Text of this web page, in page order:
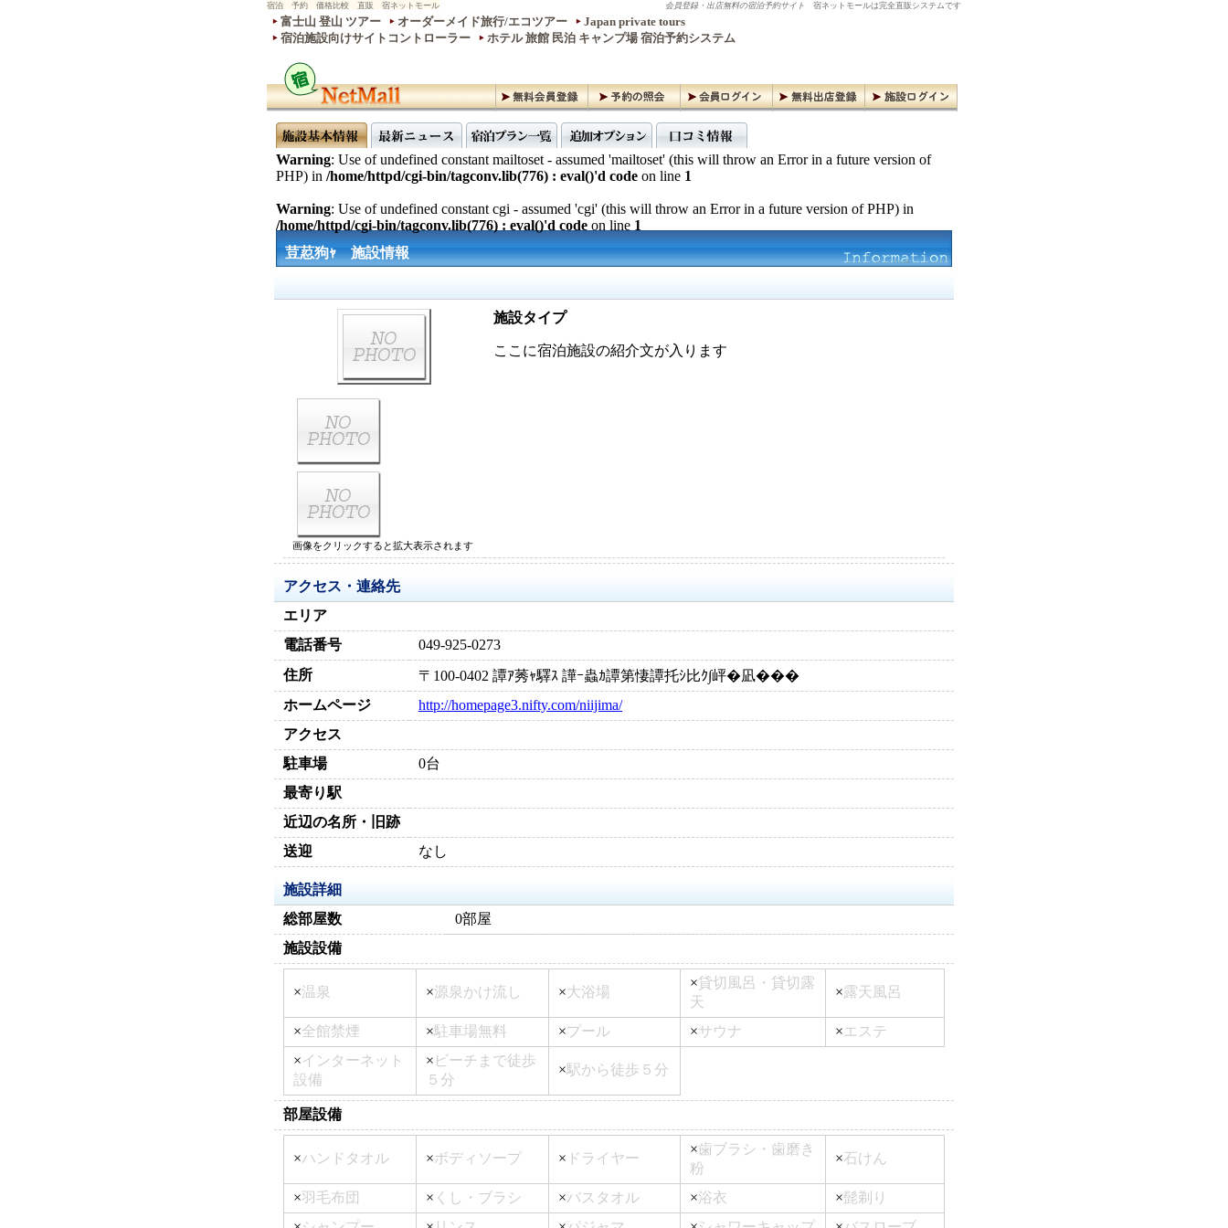
宿泊 予約 価格比較 直販 宿ネットモール 会員登録・出店無料の宿泊予約サイト 宿ネットモールは完全直販システムです
富士山 登山 ツアー オーダーメイド旅行/エコツアー
Japan private tours
宿泊施設向けサイトコントローラー
ホテル 旅館 民泊 キャンプ場 宿泊予約システム
Warning: Use of undefined constant mailtoset - assumed 'mailtoset' (this will throw an Error in a future version of
PHP) in /home/httpd/cgi-bin/tagconv.lib(776) : eval()'d code on line 1
Warning: Use of undefined constant cgi - assumed 'cgi' (this will throw an Error in a future version of PHP) in
/home/httpd/cgi-bin/tagconv.lib(776) : eval()'d code on line 1
荳荵狗ｬ 施設情報
施設タイプ
ここに宿泊施設の紹介文が入ります
画像をクリックすると拡大表示されます
アクセス・連絡先
エリア
電話番号
049-925-0273
住所
〒100-0402 譚ｱ莠ｬ驛ｽ 譁ｰ蟲ｶ譚第悽譚托ｼ比ｸ∫岼�凪���
ホームページ
http://homepage3.nifty.com/niijima/
アクセス
駐車場
0台
最寄り駅
近辺の名所・旧跡
送迎
なし
施設詳細
総部屋数
0部屋
施設設備
×温泉 ×源泉かけ流し ×大浴場
×貸切風呂・貸切露
天
×露天風呂
×全館禁煙 ×駐車場無料 ×プール ×サウナ ×エステ
×インターネット
設備
× ビーチまで徒歩
５分
×駅から徒歩５分
部屋設備
×ハンドタオル ×ボディソープ × ドライヤー
×歯ブラシ・歯磨き
粉
×石けん
×羽毛布団 × くし・ブラシ ×バスタオル ×浴衣 ×髭剃り